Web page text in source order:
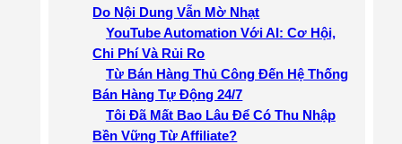
Do Nội Dung Vẫn Mờ Nhạt
YouTube Automation Với AI: Cơ Hội,
Chi Phí Và Rủi Ro
Từ Bán Hàng Thủ Công Đến Hệ Thống
Bán Hàng Tự Động 24/7
Tôi Đã Mất Bao Lâu Để Có Thu Nhập
Bền Vững Từ Affiliate?